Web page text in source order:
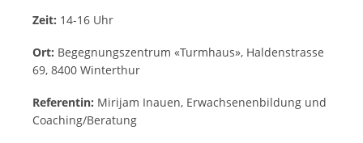
Zeit: 14-16 Uhr
Ort: Begegnungszentrum «Turmhaus», Haldenstrasse
69, 8400 Winterthur
Referentin: Mirijam Inauen, Erwachsenenbildung und
Coaching/Beratung